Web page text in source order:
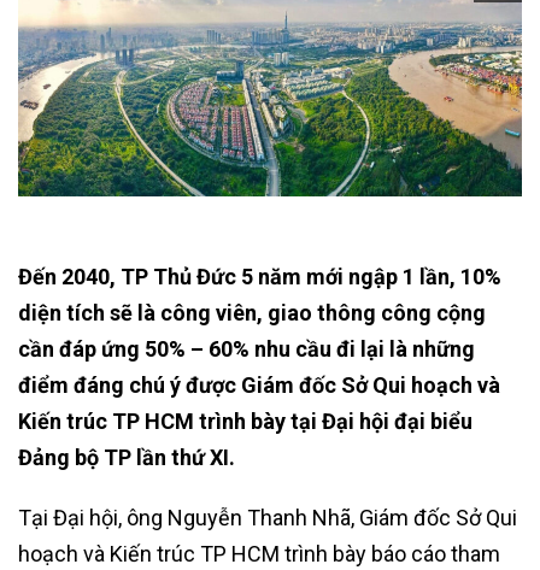
Đến 2040, TP Thủ Đức 5 năm mới ngập 1 lần, 10%
diện tích sẽ là công viên, giao thông công cộng
cần đáp ứng 50% – 60% nhu cầu đi lại là những
điểm đáng chú ý được Giám đốc Sở Qui hoạch và
Kiến trúc TP HCM trình bày tại Đại hội đại biểu
Đảng bộ TP lần thứ XI.
Tại Đại hội, ông Nguyễn Thanh Nhã, Giám đốc Sở Qui
hoạch và Kiến trúc TP HCM trình bày báo cáo tham